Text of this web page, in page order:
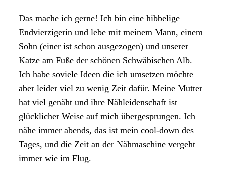
Das mache ich gerne! Ich bin eine hibbelige
Endvierzigerin und lebe mit meinem Mann, einem
Sohn (einer ist schon ausgezogen) und unserer
Katze am Fuße der schönen Schwäbischen Alb.
Ich habe soviele Ideen die ich umsetzen möchte
aber leider viel zu wenig Zeit dafür. Meine Mutter
hat viel genäht und ihre Nähleidenschaft ist
glücklicher Weise auf mich übergesprungen. Ich
nähe immer abends, das ist mein cool-down des
Tages, und die Zeit an der Nähmaschine vergeht
immer wie im Flug.